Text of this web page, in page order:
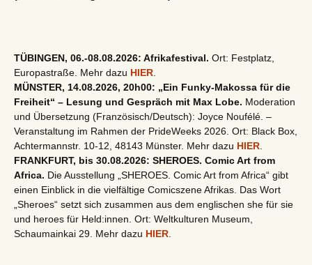
TÜBINGEN, 06.-08.08.2026: Afrikafestival. Ort: Festplatz,
Europastraße. Mehr dazu HIER
MÜNSTER, 14.08.2026, 20h00: „Ein Funky-Makossa für die
Freiheit“ – Lesung und Gespräch mit Max Lobe. Moderation
und Übersetzung (Französisch/Deutsch): Joyce Noufélé. –
Veranstaltung im Rahmen der PrideWeeks 2026. Ort: Black Box,
Achtermannstr. 10-12, 48143 Münster. Mehr dazu HIER
FRANKFURT, bis 30.08.2026: SHEROES. Comic Art from
Africa. Die Ausstellung „SHEROES. Comic Art from Africa“ gibt
einen Einblick in die vielfältige Comicszene Afrikas. Das Wort
„Sheroes“ setzt sich zusammen aus dem englischen she für sie
und heroes für Held:innen. Ort: Weltkulturen Museum,
Schaumainkai 29. Mehr dazu HIER